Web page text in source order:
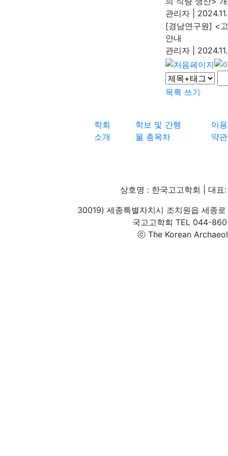
관리자
[경남연구원] <
안내
관리자
목록 쓰기
학회
소개
학보 및 간행
물 총목차
이용
약관
상호명 : 한국고고학회 | 대
30019) 세종특별자치시 조치원읍 세종
국고고학회 TEL 044-
ⓒ The Korean